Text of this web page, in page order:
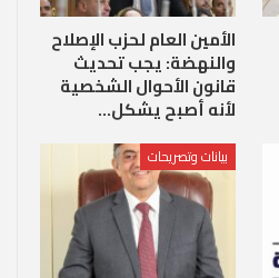
الأمين العام لحزب الإصلاح
والنهضة: يجب تحديث
قانون الأحوال الشخصية
لأنه أصبح يشكل…
بيانات وتصريحات